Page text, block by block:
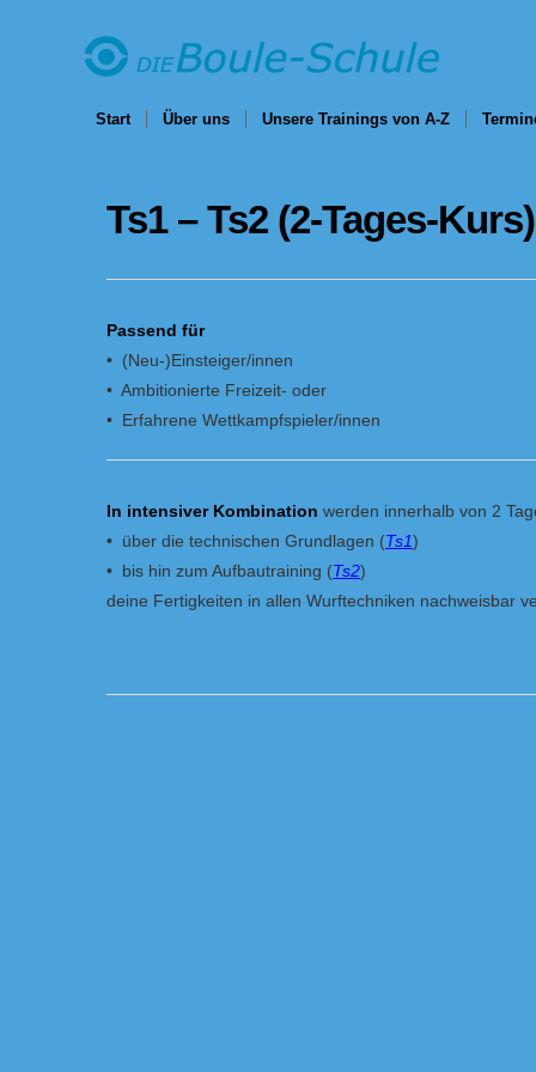
Start Über uns Unsere Trainings von A-Z
Ts1 – Ts2 (2-Tages-Kurs)
Passend für
• (Neu-)Einsteiger/innen
• Ambitionierte Freizeit- oder
• Erfahrene Wettkampfspieler/innen
In intensiver Kombination werden innerhalb von 2
• über die technischen Grundlagen (Ts1)
• bis hin zum Aufbautraining (Ts2)
deine Fertigkeiten in allen Wurftechniken nachweisbar